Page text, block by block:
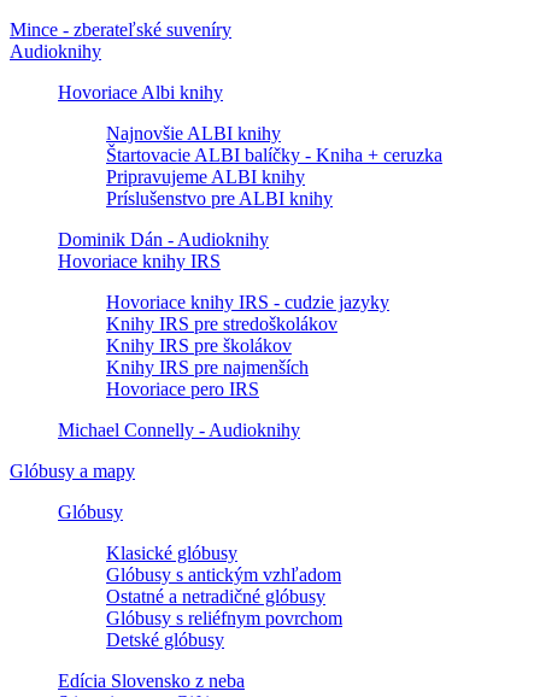
Mince - zberateľské suveníry
Audioknihy
Hovoriace Albi knihy
Najnovšie ALBI knihy
Štartovacie ALBI balíčky - Kniha + ceruzka
Pripravujeme ALBI knihy
Príslušenstvo pre ALBI knihy
Dominik Dán - Audioknihy
Hovoriace knihy IRS
Hovoriace knihy IRS - cudzie jazyky
Knihy IRS pre stredoškolákov
Knihy IRS pre školákov
Knihy IRS pre najmenších
Hovoriace pero IRS
Michael Connelly - Audioknihy
Glóbusy a mapy
Glóbusy
Klasické glóbusy
Glóbusy s antickým vzhľadom
Ostatné a netradičné glóbusy
Glóbusy s reliéfnym povrchom
Detské glóbusy
Edícia Slovensko z neba